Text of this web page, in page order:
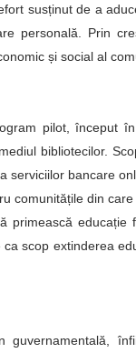
susținut de a
personală. Prin
și social al
pilot, început
bibliotecilor.
serviciilor bancare
comunitățile din
educație
scop extinderea
guvernamentală,